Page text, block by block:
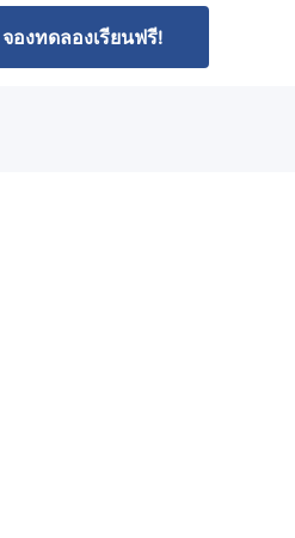
จองทดลองเรียนฟรี!